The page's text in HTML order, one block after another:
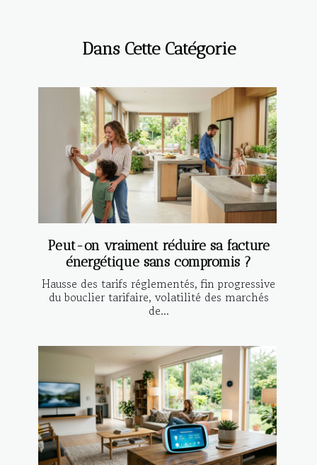
Dans Cette Catégorie
Peut-on vraiment réduire sa facture
énergétique sans compromis ?
Hausse des tarifs réglementés, fin progressive
du bouclier tarifaire, volatilité des marchés
de...